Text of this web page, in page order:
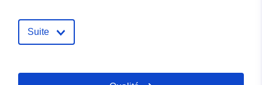
Compte rendu du
Ajoutée à data.europa.eu: 21
Suite